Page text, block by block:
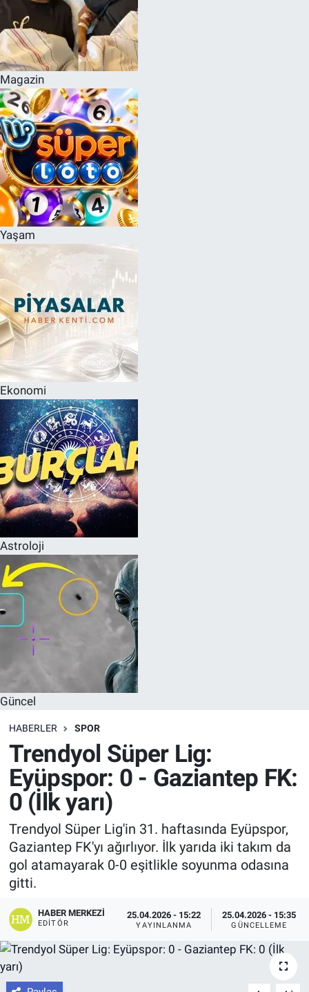
Magazin
Yaşam
Ekonomi
Astroloji
Güncel
HABERLER SPOR
Trendyol Süper Lig:
Eyüpspor: 0 - Gaziantep FK:
0 (İlk yarı)
Trendyol Süper Lig'in 31. haftasında Eyüpspor,
Gaziantep FK'yı ağırlıyor. İlk yarıda iki takım da
gol atamayarak 0-0 eşitlikle soyunma odasına
gitti.
HABER MERKEZI
EDITÖR
25.04.2026 - 15:22
YAYINLANMA
25.04.2026 - 15:35
GÜNCELLEME